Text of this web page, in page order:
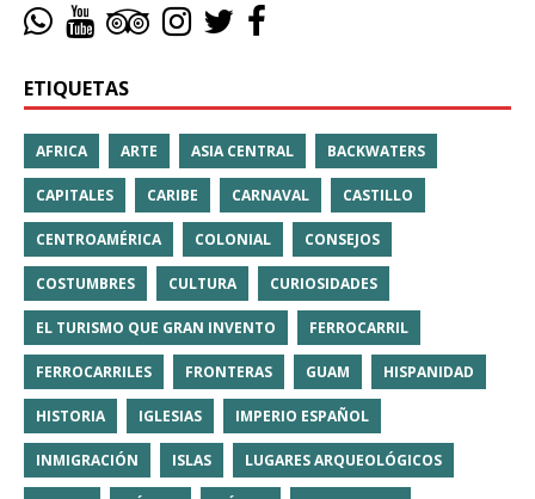
ETIQUETAS
AFRICA ARTE ASIA CENTRAL BACKWATERS
CAPITALES CARIBE CARNAVAL CASTILLO
CENTROAMÉRICA COLONIAL CONSEJOS
COSTUMBRES CULTURA CURIOSIDADES
EL TURISMO QUE GRAN INVENTO FERROCARRIL
FERROCARRILES FRONTERAS GUAM HISPANIDAD
HISTORIA IGLESIAS IMPERIO ESPAÑOL
INMIGRACIÓN ISLAS LUGARES ARQUEOLÓGICOS